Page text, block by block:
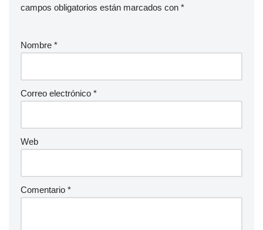
campos obligatorios están marcados con *
Nombre *
Correo electrónico *
Web
Comentario *